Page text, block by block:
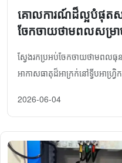
សមត្ថភាពទូទៅរបស់ក្រុមហ៊ុនជាប
បន្តប្រកាន់ខ្ជាប់នូវស្នាដៃជាង
ឧបករណ៍អគ្គិសនី ដើម្បីផ្តល់ដំណ
គ្នាជាមួយដៃគូដើម្បីបង្កើតអនាគ
គោលការណ៍​ដ៏​ល្អ​បំផុត​ស
ចែកចាយ​ថាមពល​សម្រា
ស្វែងរកប្រអប់ចែកចាយថាមពលធុ
អាកាសធាតុដ៏អាក្រក់នៅទ្វីបអាហ្វ្
2026-06-04